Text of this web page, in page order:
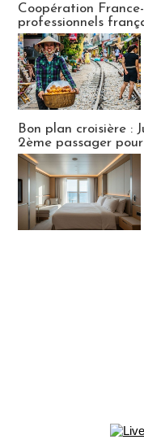
Coopération
professionnels
Bon plan croisière :
2ème passager